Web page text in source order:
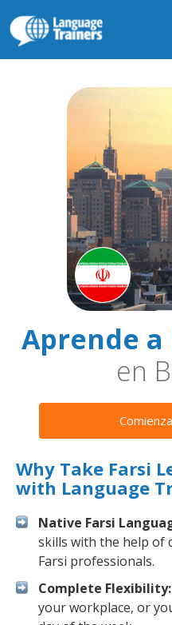
Aprende
en
Why Take Farsi
with Language
Native Farsi
skills with the help of
Farsi professionals.
Complete Flexibility:
your workplace, or